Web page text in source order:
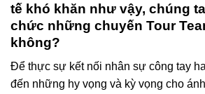
tế khó khăn như vậy, chúng
chức những chuyến Tour
không?
Để thực sự kết nối nhân sự công tay
đến những hy vọng và kỳ vọng cho